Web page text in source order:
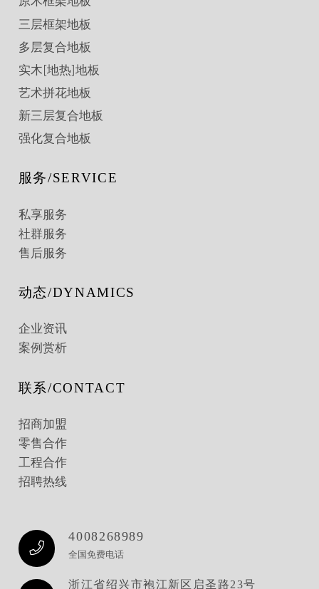
三层框架地板
多层复合地板
实木[地热]地板
艺术拼花地板
新三层复合地板
强化复合地板
服务/SERVICE
私享服务
社群服务
售后服务
动态/DYNAMICS
企业资讯
案例赏析
联系/CONTACT
招商加盟
零售合作
工程合作
招聘热线
4008268989
全国免费电话
浙江省绍兴市袍江新区启圣路23号